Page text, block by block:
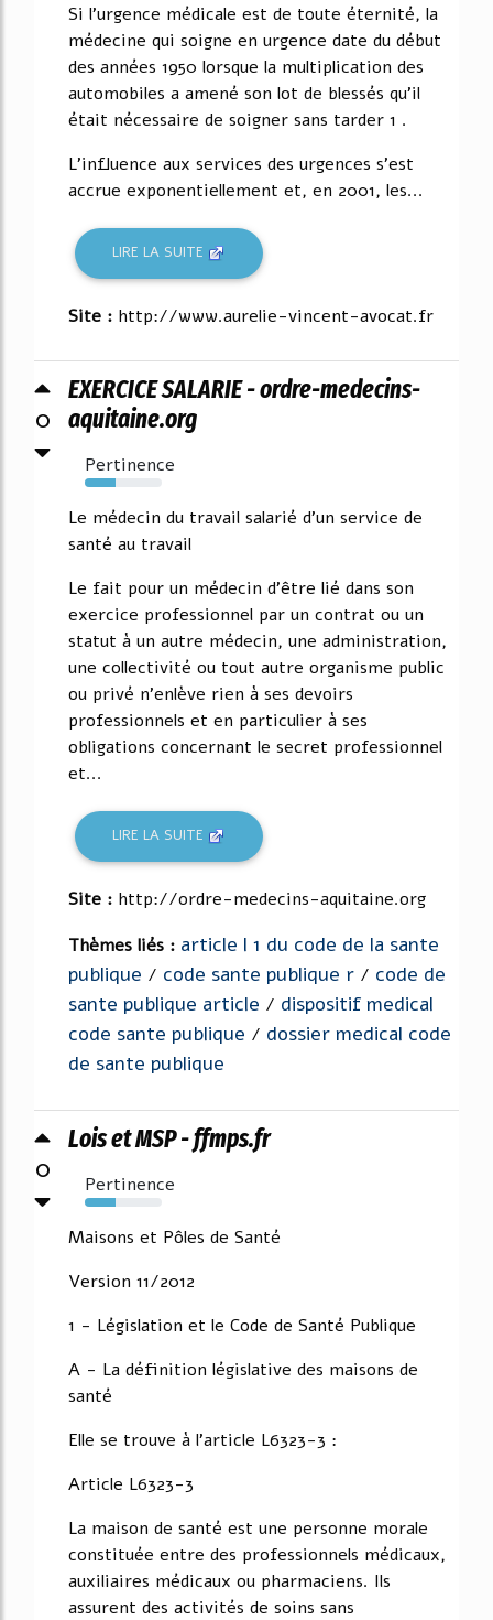
Si l'urgence médicale est de toute éternité, la
médecine qui soigne en urgence date du début
des années 1950 lorsque la multiplication des
automobiles a amené son lot de blessés qu'il
était nécessaire de soigner sans tarder 1 .
L'influence aux services des urgences s'est
accrue exponentiellement et, en 2001, les...
LIRE LA SUITE
Site : http://www.aurelie-vincent-avocat.fr
0
EXERCICE SALARIE - ordre-medecins-
aquitaine.org
Pertinence
40%
Le médecin du travail salarié d'un service de
santé au travail
Le fait pour un médecin d'être lié dans son
exercice professionnel par un contrat ou un
statut à un autre médecin, une administration,
une collectivité ou tout autre organisme public
ou privé n'enlève rien à ses devoirs
professionnels et en particulier à ses
obligations concernant le secret professionnel
et...
LIRE LA SUITE
Site : http://ordre-medecins-aquitaine.org
Thèmes liés : article l 1 du code de la sante
publique / code sante publique r / code de
sante publique article / dispositif medical
code sante publique / dossier medical code
de sante publique
0
Lois et MSP - ffmps.fr
Pertinence
40%
Maisons et Pôles de Santé
Version 11/2012
1 - Législation et le Code de Santé Publique
A - La définition législative des maisons de
santé
Elle se trouve à l'article L6323-3 :
Article L6323-3
La maison de santé est une personne morale
constituée entre des professionnels médicaux,
auxiliaires médicaux ou pharmaciens. Ils
assurent des activités de soins sans